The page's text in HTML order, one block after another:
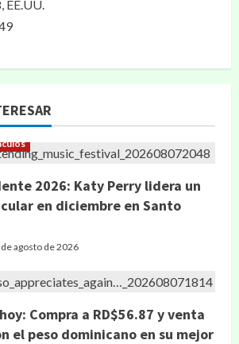
EE.UU.
2026: Katy Perry lidera un
en diciembre en Santo
agosto de 2026
Compra a RD$56.87 y venta
el peso dominicano en su mejor